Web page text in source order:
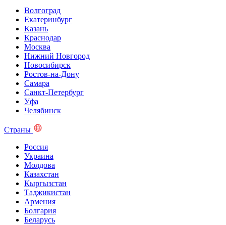
Волгоград
Екатеринбург
Казань
Краснодар
Москва
Нижний Новгород
Новосибирск
Ростов-на-Дону
Самара
Санкт-Петербург
Уфа
Челябинск
Страны
Россия
Украина
Молдова
Казахстан
Кыргызстан
Таджикистан
Армения
Болгария
Беларусь